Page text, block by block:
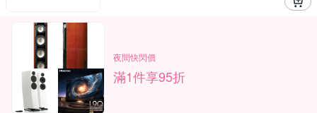
夜間快閃價
滿1件享95折